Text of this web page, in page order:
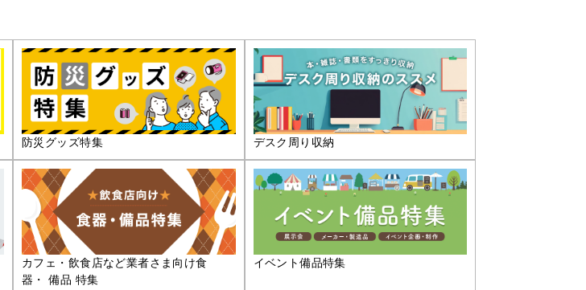
防災グッズ特集 デスク周り収納
カフェ・飲食店など業者さま向け食
器・ 備品 特集
イベント備品特集